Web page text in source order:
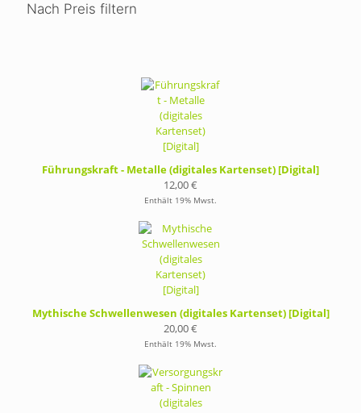
Nach Preis filtern
Führungskraft - Metalle (digitales Kartenset) [Digital]
12,00€
Enthält 19% Mwst.
Mythische Schwellenwesen (digitales Kartenset) [Digital]
20,00€
Enthält 19% Mwst.